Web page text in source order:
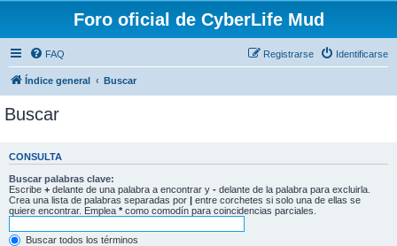
Foro oficial de CyberLife Mud
FAQ Identificarse
Registrarse
Índice general Buscar
Buscar
CONSULTA
Buscar palabras clave:
Escribe + delante de una palabra a encontrar y - delante de la palabra para excluirla.
Crea una lista de palabras separadas por | entre corchetes si solo una de ellas se
quiere encontrar. Emplea * como comodín para coincidencias parciales.
Buscar todos los términos